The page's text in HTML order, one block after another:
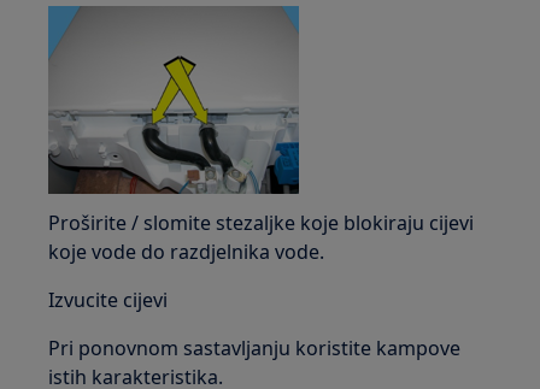
Proširite / slomite stezaljke koje blokiraju cijevi
koje vode do razdjelnika vode.
Izvucite cijevi
Pri ponovnom sastavljanju koristite kampove
istih karakteristika.